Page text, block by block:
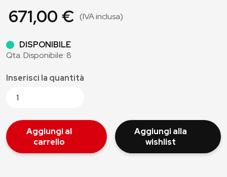
671,00 € (IVA inclusa)
DISPONIBILE
Qta. Disponibile: 8
Inserisci la quantità
Aggiungi al
carrello
Aggiungi alla
wishlist